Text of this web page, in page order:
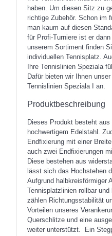
haben. Um diesen Sitz zu
richtige Zubehör. Schon im
man kaum auf diesen
für Profi-Turniere ist er
unserem Sortiment finden
individuellen Tennisplatz.
Ihre Tennislinien Speziala
Dafür bieten wir Ihnen
Tennislinien Speziala I an.
Produktbeschreibung
Dieses Produkt besteht aus
hochwertigem Edelstahl.
Endfixierung mit einer
auch zwei Endfixierungen
Diese bestehen aus
lässt sich das Hochstehen
Aufgrund halbkreisförmiger
Tennisplatzlinien rollbar
zählen Richtungsstabilität
Vorteilen unseres
Querschlitze und eine
weiter unterstützt. Ein